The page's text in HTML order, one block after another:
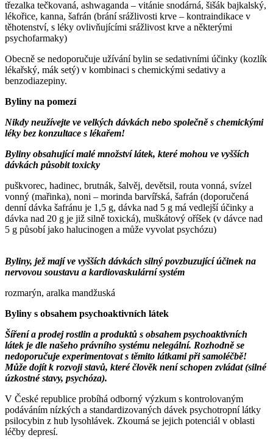
třezalka tečkovaná, ashwaganda – vitánie snodárná, šišák bajkalský,
lékořice, kanna, šafrán (brání srážlivosti krve – kontraindikace v
těhotenství, s léky ovlivňujícími srážlivost krve a některými
psychofarmaky)
Obecně se nedoporučuje užívání bylin se sedativními účinky (kozlík
lékařský, mák setý) v kombinaci s chemickými sedativy a
benzodiazepiny.
Byliny na pomezí
Nikdy neužívejte ve velkých dávkách nebo společně s chemickými
léky bez konzultace s lékařem!
Byliny obsahující malé množství látek, které mohou ve vyšších
dávkách působit toxicky
puškvorec, hadinec, brutnák, šalvěj, devětsil, routa vonná, svízel
vonný (mařinka), noni – morinda barvířská, šafrán (doporučená
denní dávka šafránu je 1,5 g, dávka nad 5 g má vedlejší účinky a
dávka nad 20 g je již silně toxická), muškátový oříšek (v dávce nad
5 g působí jako halucinogen a může vyvolat psychózu)
Byliny, jež mají ve vyšších dávkách silný povzbuzující účinek na
nervovou soustavu a kardiovaskulární systém
rozmarýn, aralka mandžuská
Byliny s obsahem psychoaktivních látek
Šíření a prodej rostlin a produktů s obsahem psychoaktivních
látek je dle našeho právního systému nelegální. Rozhodně se
nedoporučuje experimentovat s těmito látkami při samoléčbě!
Může dojít k rozvoji stavů, které člověk není schopen zvládat (silné
úzkostné stavy, psychóza).
V České republice probíhá odborný výzkum s kontrolovaným
podáváním nízkých a standardizovaných dávek psychotropní látky
psilocybin z hub lysohlávek. Zkoumá se jejich potenciál v oblasti
léčby depresí.